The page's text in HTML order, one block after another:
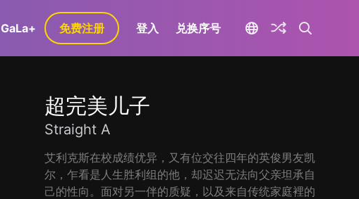
GaLa+ 免费注册 登入 兑换序号
超完美儿子
Straight A
艾利克斯在校成绩优异，又有位交往四年的英俊男友凯
尔，乍看是人生胜利组的他，却迟迟无法向父亲坦承自
己的性向。面对另一伴的质疑，以及来自传统家庭裡的